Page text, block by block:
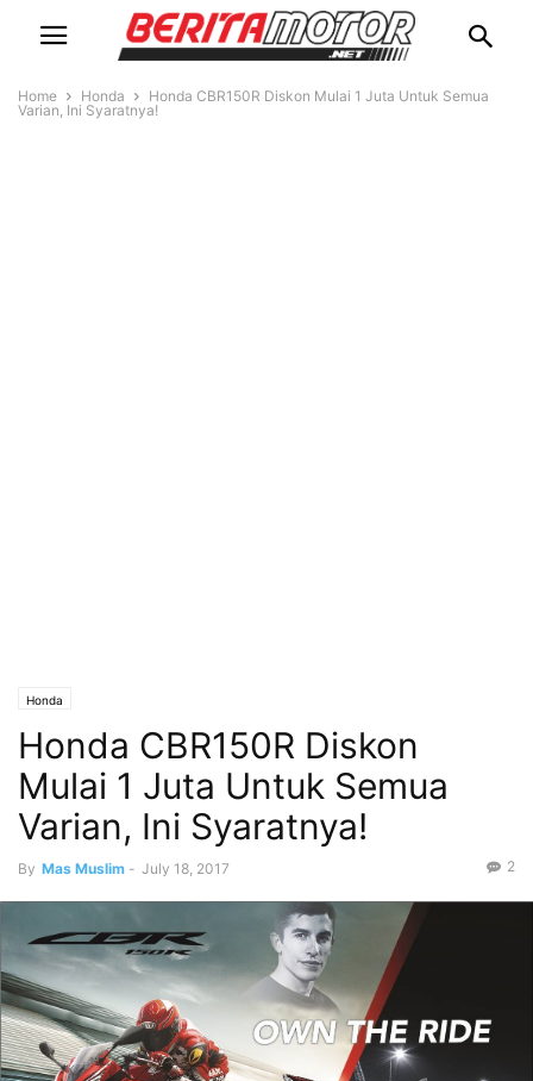
Home Honda
Honda CBR150R Diskon Mulai 1 Juta Untuk Semua
Varian, Ini Syaratnya!
Honda
Honda CBR150R Diskon
Mulai 1 Juta Untuk Semua
Varian, Ini Syaratnya!
By Mas Muslim - July 18, 2017 2